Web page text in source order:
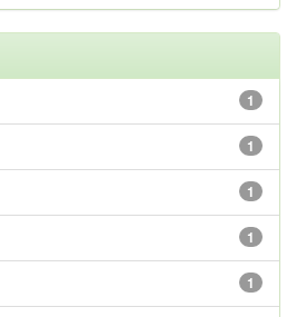
1
1
1
1
1